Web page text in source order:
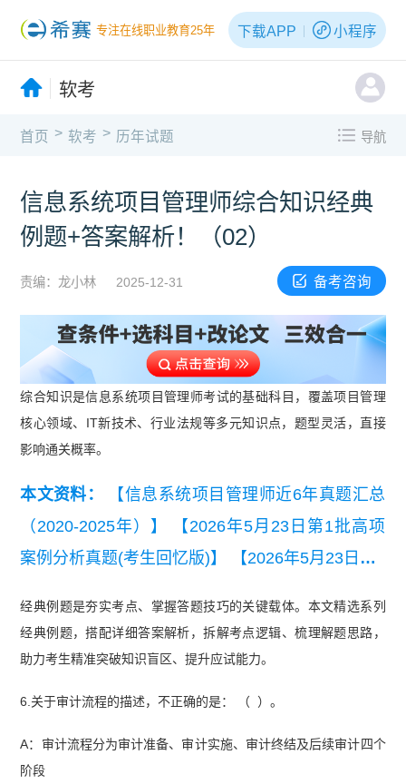
专注在线职业教育25年 下载APP 小程序
软考
首页 > 软考 > 历年试题 导航
信息系统项目管理师综合知识经典
例题+答案解析！（02）
责编：龙小林 2025-12-31 备考咨询
综合知识是信息系统项目管理师考试的基础科目，覆盖项目管理
核心领域、IT新技术、行业法规等多元知识点，题型灵活，直接
影响通关概率。
本文资料：
【信息系统项目管理师近6年真题汇总
（2020-2025年）】
【2026年5月23日第1批高项
案例分析真题(考生回忆版)】
【2026年5月23日第1
月高项第二批次综合知识真题及答案】
【2026年5
月高项第2批次真题解析及考情分析】
经典例题是夯实考点、掌握答题技巧的关键载体。本文精选系列
经典例题，搭配详细答案解析，拆解考点逻辑、梳理解题思路，
助力考生精准突破知识盲区、提升应试能力。
6.关于审计流程的描述，不正确的是： （ ）。
A：审计流程分为审计准备、审计实施、审计终结及后续审计四个
阶段